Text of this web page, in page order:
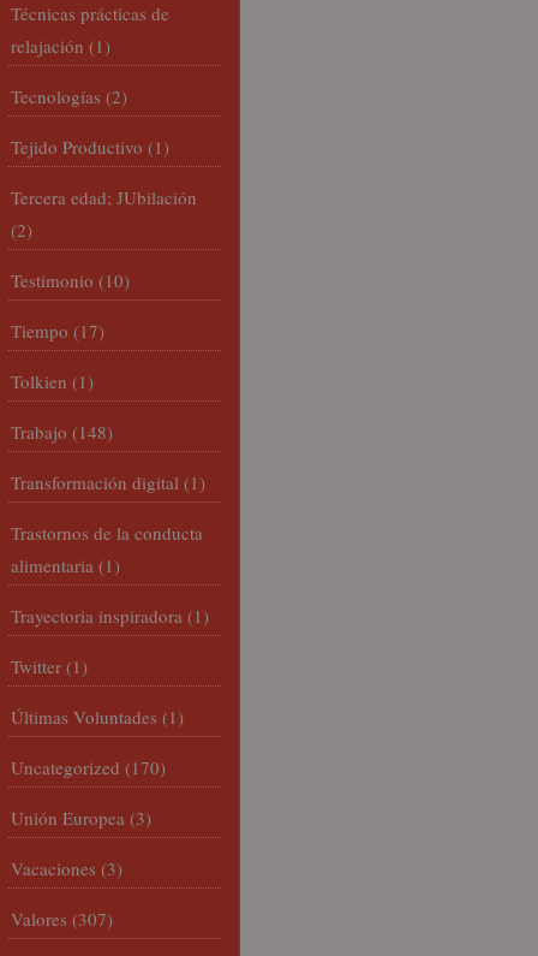
Técnicas prácticas de
relajación (1)
Tecnologías (2)
Tejido Productivo (1)
Tercera edad; JUbilación
(2)
Testimonio (10)
Tiempo (17)
Tolkien (1)
Trabajo (148)
Transformación digital (1)
Trastornos de la conducta
alimentaria (1)
Trayectoria inspiradora (1)
Twitter (1)
Últimas Voluntades (1)
Uncategorized (170)
Unión Europea (3)
Vacaciones (3)
Valores (307)